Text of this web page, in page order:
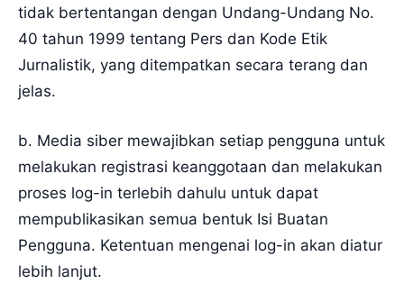
tidak bertentangan dengan Undang-Undang No.
40 tahun 1999 tentang Pers dan Kode Etik
Jurnalistik, yang ditempatkan secara terang dan
jelas.
b. Media siber mewajibkan setiap pengguna untuk
melakukan registrasi keanggotaan dan melakukan
proses log-in terlebih dahulu untuk dapat
mempublikasikan semua bentuk Isi Buatan
Pengguna. Ketentuan mengenai log-in akan diatur
lebih lanjut.